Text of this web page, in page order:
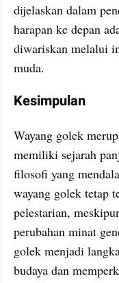
dijelaskan dalam
harapan ke depan
diwariskan melalui
muda.
Kesimpulan
Wayang golek
memiliki sejarah
filosofi yang
wayang golek tetap
pelestarian,
perubahan minat
golek menjadi
budaya dan